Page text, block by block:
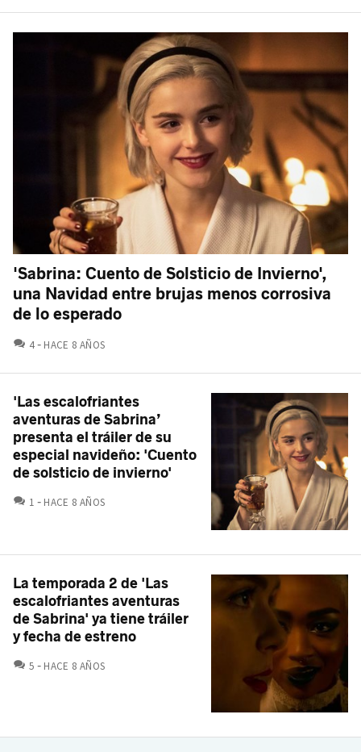
'Sabrina: Cuento de Solsticio de Invierno',
una Navidad entre brujas menos corrosiva
de lo esperado
4 COMENTARIOS
HACE 8 AÑOS
'Las escalofriantes
aventuras de Sabrina’
presenta el tráiler de su
especial navideño: 'Cuento
de solsticio de invierno'
1 COMENTARIOS
HACE 8 AÑOS
La temporada 2 de 'Las
escalofriantes aventuras
de Sabrina' ya tiene tráiler
y fecha de estreno
5 COMENTARIOS
HACE 8 AÑOS